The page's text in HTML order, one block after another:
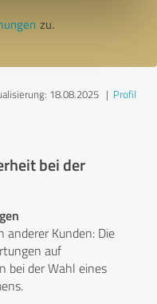
zu.
18.08.2025| Profil
bei der
anderer Kunden: Die
auf
bei der Wahl eines